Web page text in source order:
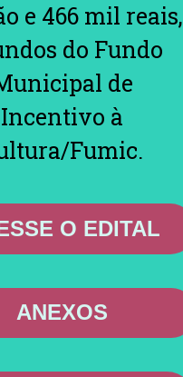
e 466 mil reais,
do Fundo
de
Incentivo à
Fumic.
O EDITAL
ANEXOS